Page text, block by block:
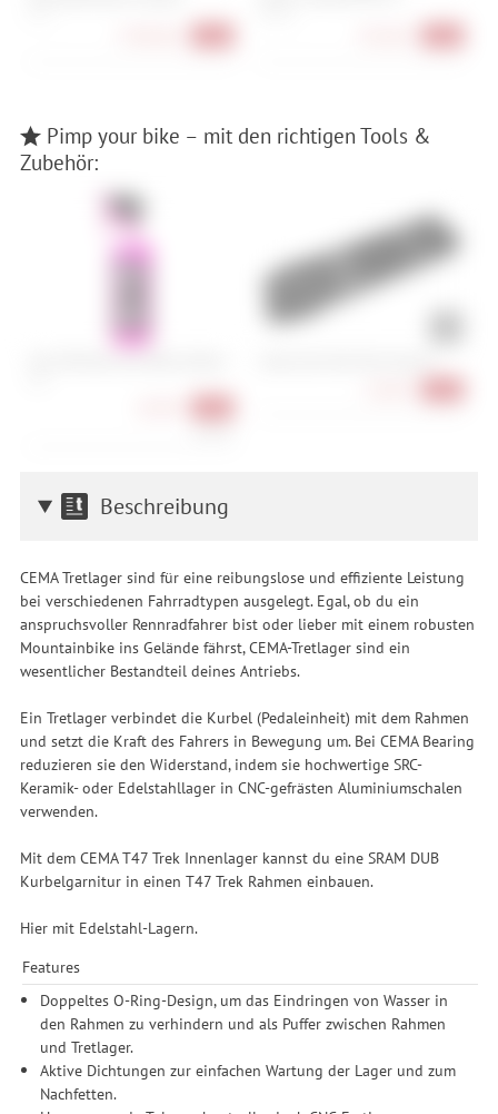
Pimp your bike – mit den richtigen Tools &
Zubehör:
Beschreibung
CEMA Tretlager sind für eine reibungslose und effiziente Leistung
bei verschiedenen Fahrradtypen ausgelegt. Egal, ob du ein
anspruchsvoller Rennradfahrer bist oder lieber mit einem robusten
Mountainbike ins Gelände fährst, CEMA-Tretlager sind ein
wesentlicher Bestandteil deines Antriebs.
Ein Tretlager verbindet die Kurbel (Pedaleinheit) mit dem Rahmen
und setzt die Kraft des Fahrers in Bewegung um. Bei CEMA Bearing
reduzieren sie den Widerstand, indem sie hochwertige SRC-
Keramik- oder Edelstahllager in CNC-gefrästen Aluminiumschalen
verwenden.
Mit dem CEMA T47 Trek Innenlager kannst du eine SRAM DUB
Kurbelgarnitur in einen T47 Trek Rahmen einbauen.
Hier mit Edelstahl-Lagern.
Features
Doppeltes O-Ring-Design, um das Eindringen von Wasser in
den Rahmen zu verhindern und als Puffer zwischen Rahmen
und Tretlager.
Aktive Dichtungen zur einfachen Wartung der Lager und zum
Nachfetten.